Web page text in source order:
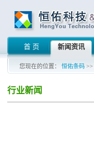
首 页 新闻资讯
您现在的位置： 恒佑条码 >>
行业新闻